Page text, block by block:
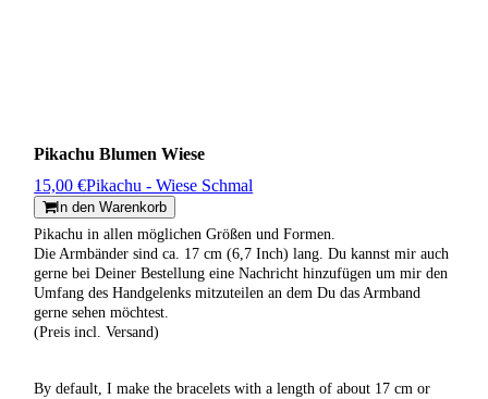
Pikachu Blumen Wiese
15,00 €Pikachu - Wiese Schmal
In den Warenkorb
Pikachu in allen möglichen Größen und Formen.
Die Armbänder sind ca. 17 cm (6,7 Inch) lang. Du kannst mir auch
gerne bei Deiner Bestellung eine Nachricht hinzufügen um mir den
Umfang des Handgelenks mitzuteilen an dem Du das Armband
gerne sehen möchtest.
(Preis incl. Versand)
By default, I make the bracelets with a length of about 17 cm or